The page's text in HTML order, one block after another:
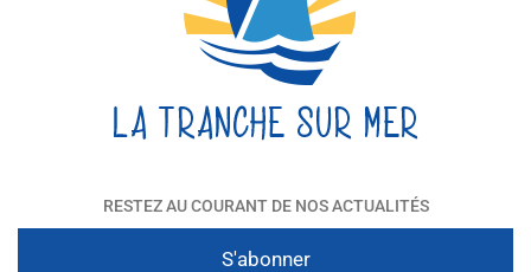
RESTEZ AU COURANT DE NOS ACTUALITÉS
S'abonner